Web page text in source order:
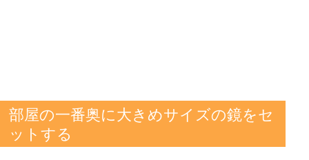
部屋の一番奥に大きめサイズの鏡をセ
ットする